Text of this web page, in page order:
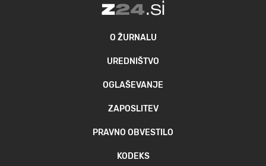
O ŽURNALU
UREDNIŠTVO
OGLAŠEVANJE
ZAPOSLITEV
PRAVNO OBVESTILO
KODEKS